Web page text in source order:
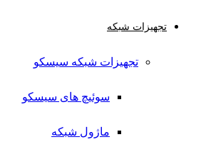
تجهیزات شبکه
تجهیزات شبکه سیسکو
سوئیچ های سیسکو
ماژول شبکه